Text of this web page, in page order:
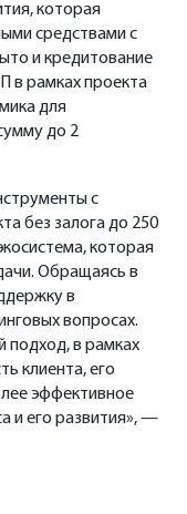
которая
средствами с
и кредитование
в рамках проекта
для
до 2
с
без залога до 250
которая
Обращаясь в
в
вопросах.
подход, в рамках
клиента, его
эффективное
и его развития», —